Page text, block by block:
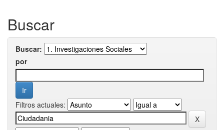
Buscar
Buscar:
por
Filtros actuales: